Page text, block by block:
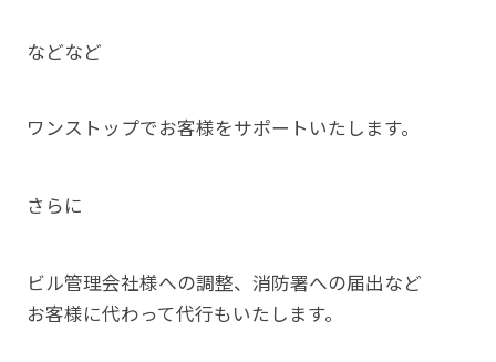
などなど
ワンストップでお客様をサポートいたします。
さらに
ビル管理会社様への調整、消防署への届出など
お客様に代わって代行もいたします。